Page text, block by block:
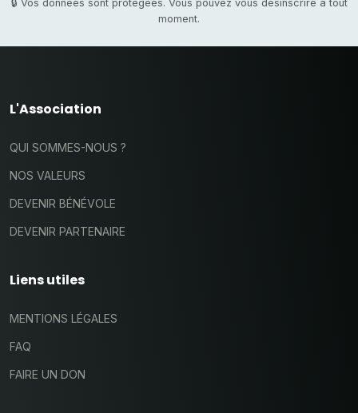
🔒 Vos données sont protégées. Vous pouvez vous désinscrire à tout
moment.
L'Association
QUI SOMMES-NOUS ?
NOS VALEURS
DEVENIR BÉNÉVOLE
DEVENIR PARTENAIRE
Liens utiles
MENTIONS LÉGALES
FAQ
FAIRE UN DON